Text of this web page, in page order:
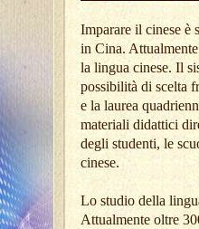
Imparare il cinese è
in Cina.
la lingua cinese. Il
possibilità di scelta
e la laurea
materiali didattici
degli studenti, le
cinese.
Lo studio della
Attualmente oltre